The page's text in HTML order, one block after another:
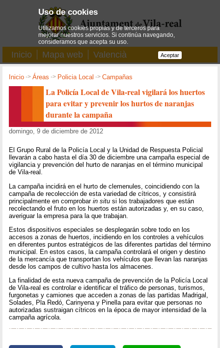
Inicio Mapa web Valencià
Inicio ->Áreas -> Policia Local ->Campañas
La Policía Local de Vila-real vigilará los huertos
para evitar y prevenir los hurtos de naranjas
durante la campaña
domingo, 9 de diciembre de 2012
El Grupo Rural de la Policía Local y la Unidad de Respuesta Policial
llevarán a cabo hasta el día 30 de diciembre una campaña especial de
vigilancia y prevención del hurto de naranjas en el término municipal
de Vila-real.
La campaña incidirá en el hurto de clemenules, coincidiendo con la
campaña de recolección de esta variedad de cítricos, y consistirá
principalmente en comprobarin situ si los trabajadores que están
recolectando el fruto en los huertos están autorizadas y, en su caso,
averiguar la empresa para la que trabajan.
Estos dispositivos especiales se desplegarán sobre todo en los
accesos a zonas de huertos, incidiendo en los controles a vehículos
en diferentes puntos estratégicos de las diferentes partidas del término
municipal. En estos casos, la campaña controlará el origen y destino
de la mercancía que transportan los vehículos que llevan las naranjas
desde los campos de cultivo hasta los almacenes.
La finalidad de esta nueva campaña de prevención de la Policía Local
de Vila-real es controlar e identificar el tráfico de personas, turismos,
furgonetas y camiones que acceden a zonas de las partidas Madrigal,
Solades, Pla Redó, Carinyena y Pinella para evitar que personas no
autorizadas sustraigan cítricos en la época de mayor intensidad de la
campaña agrícola.
Uso de cookies
Utilizamos cookies propias y de terceros para
mejorar nuestros servicios. Si continúa navegando,
consideramos que acepta su uso.
Aceptar